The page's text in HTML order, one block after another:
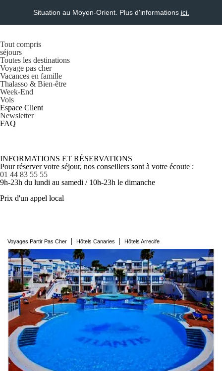
Situation au Moyen-Orient. Plus d'informations ici.
Tout compris
séjours
Toutes les destinations
Voyage pas cher
Vacances en famille
Thalasso & Bien-être
Week-End
Vols
Espace Client
Newsletter
FAQ
INFORMATIONS ET RÉSERVATIONS
Pour réserver votre séjour, nos conseillers sont à votre écoute :
01 44 83 55 55
9h-23h du lundi au samedi / 10h-23h le dimanche
Prix d'un appel local
Voyages Partir Pas Cher | Hôtels Canaries | Hôtels Arrecife